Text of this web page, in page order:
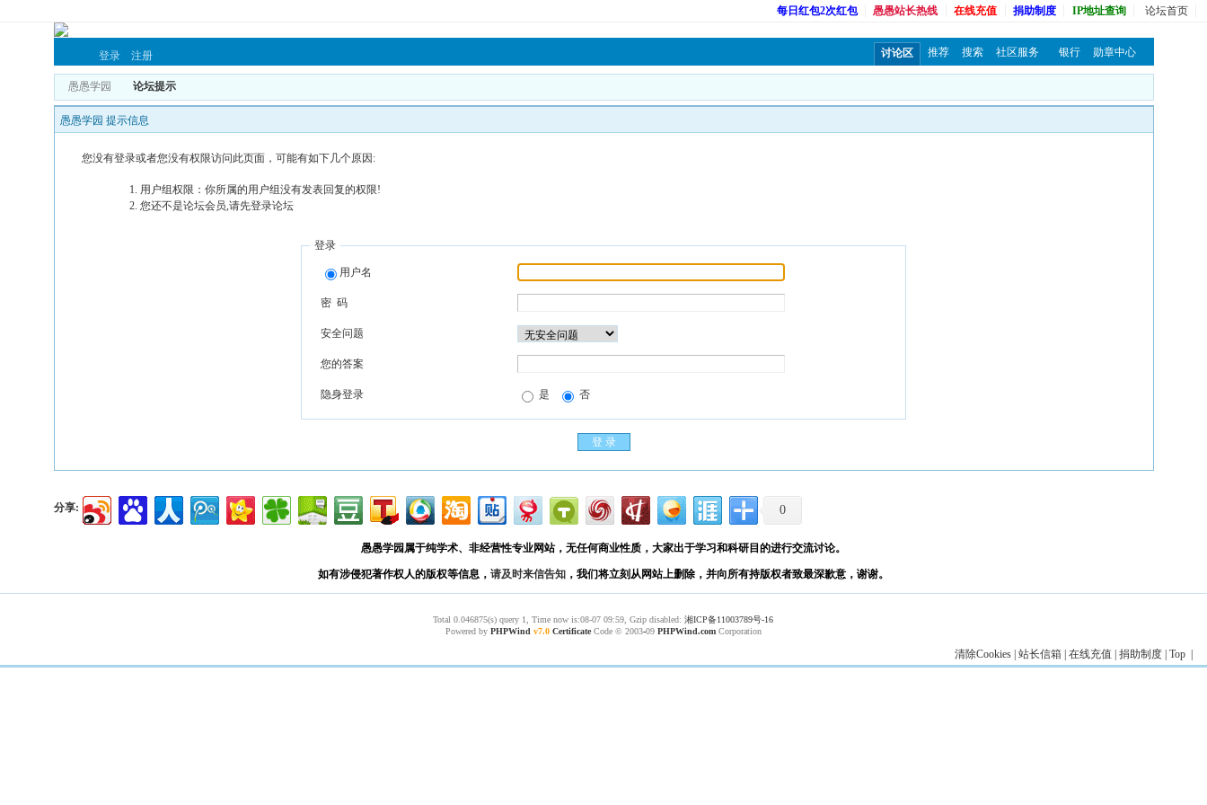
每日红包2次红包 愚愚站长热线 在线充值 捐助制度 IP地址查询 论坛首页
登录 注册 讨论区 推荐 搜索 社区服务 银行 勋章中心
愚愚学园 论坛提示
愚愚学园 提示信息
您没有登录或者您没有权限访问此页面，可能有如下几个原因:
用户组权限：你所属的用户组没有发表回复的权限!
您还不是论坛会员,请先登录论坛
登录
用户名
密 码
安全问题
您的答案
隐身登录 是 否
分享: 0
愚愚学园属于纯学术、非经营性专业网站，无任何商业性质，大家出于学习和科研目的进行交流讨论。
如有涉侵犯著作权人的版权等信息， 请及时来信告知 ，我们将立刻从网站上删除，并向所有持版权者致最深歉意，谢谢。
Total 0.046875(s) query 1, Time now is:08-07 09:59, Gzip disabled: 湘ICP备11003789号-16
Powered by PHPWind v7.0 CertificateCode © 2003-09 PHPWind.comCorporation
清除Cookies| 站长信箱 | 在线充值 | 捐助制度| Top|